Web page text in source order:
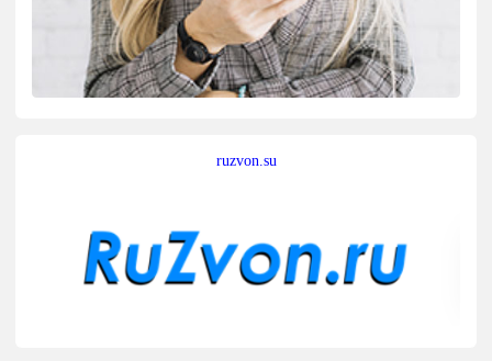
ruzvon.su